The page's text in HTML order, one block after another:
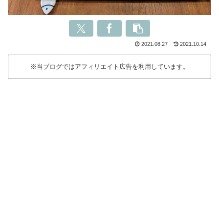
2021.08.27 2021.10.14
※当ブログではアフィリエイト広告を利用しています。